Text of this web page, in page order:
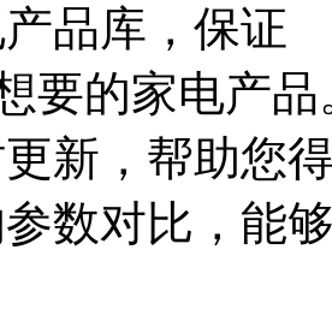
品库，保证
要的家电产品
更新，帮助您
参数对比，能